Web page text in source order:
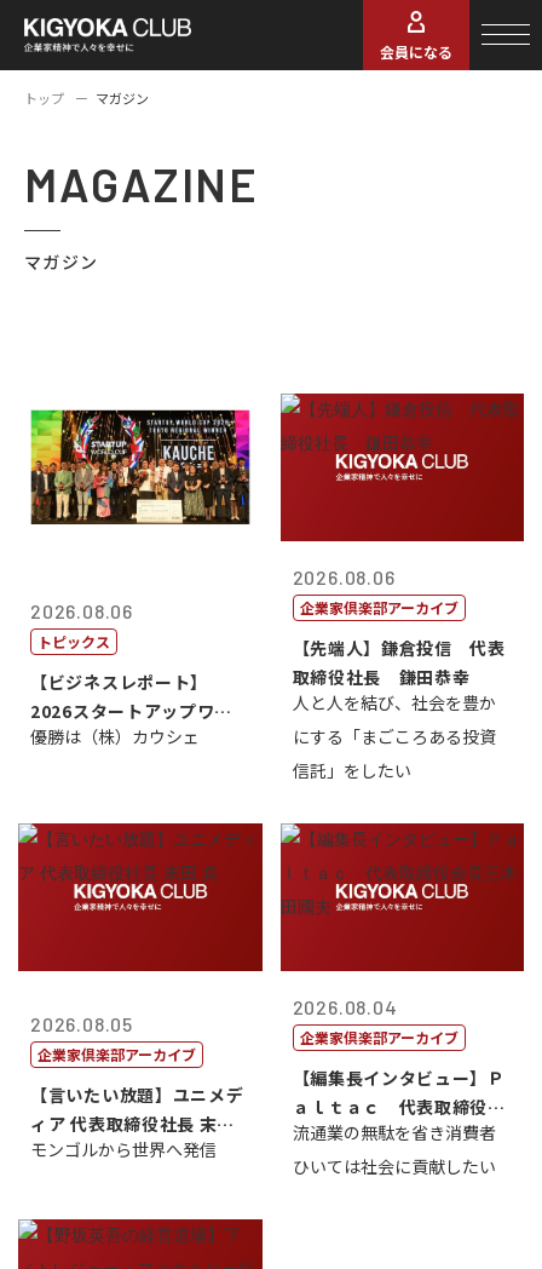
会員になる
トップ マガジン
MAGAZINE
マガジン
2026.08.06
トピックス
【ビジネスレポート】
2026スタートアップワー
ルドカップ東京
優勝は（株）カウシェ
2026.08.06
企業家倶楽部アーカイブ
【先端人】鎌倉投信 代表
取締役社長 鎌田恭幸
人と人を結び、社会を豊か
にする「まごころある投資
信託」をしたい
2026.08.05
企業家倶楽部アーカイブ
【言いたい放題】ユニメデ
ィア 代表取締役社長 末田
真
モンゴルから世界へ発信
2026.08.04
企業家倶楽部アーカイブ
【編集長インタビュー】Ｐ
ａｌｔａｃ 代表取締役会
長三木田國夫
流通業の無駄を省き消費者
ひいては社会に貢献したい